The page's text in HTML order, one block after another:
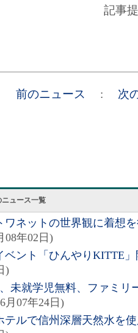
記事
前のニュース : 次
ュース一覧
ワネットの世界観に着想
08年02日)
ベント「ひんやりKITTE
)
未就学児無料、ファミリ
月07年24日)
テルで信州深層天然水を